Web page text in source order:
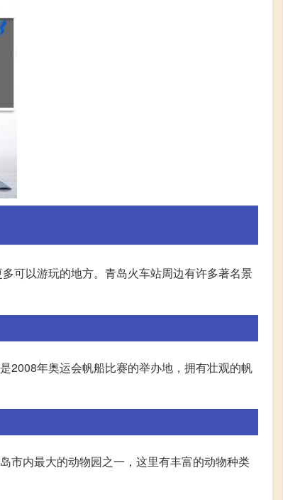
可以游玩的地方。青岛火车站周边有许多著名景
2008年奥运会帆船比赛的举办地，拥有壮观的帆
市内最大的动物园之一，这里有丰富的动物种类